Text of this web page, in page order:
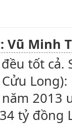
Vũ Minh
tốt cả.
Long):
2013
tỷ đồng